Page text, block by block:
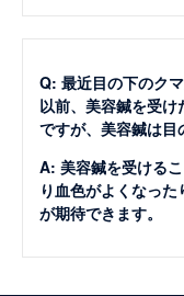
Q: 最近目の下のク
以前、美容鍼を受
ですが、美容鍼は目
A: 美容鍼を受ける
り血色がよくなっ
が期待できます。